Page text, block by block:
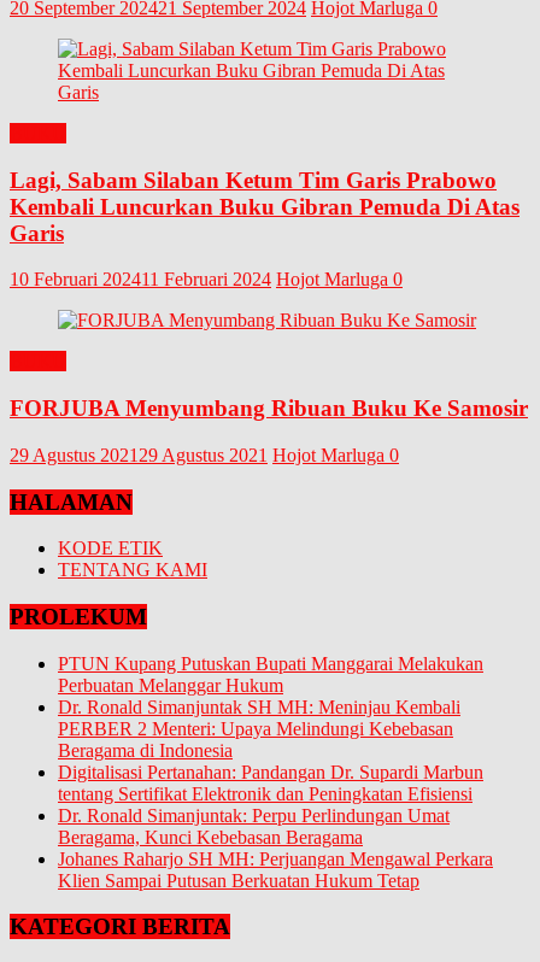
20 September 202421 September 2024 Hojot Marluga 0
Lagi, Sabam Silaban Ketum Tim Garis Prabowo
Kembali Luncurkan Buku Gibran Pemuda Di Atas
Garis
10 Februari 202411 Februari 2024 Hojot Marluga 0
FORJUBA Menyumbang Ribuan Buku Ke Samosir
29 Agustus 2021 29 Agustus 2021 Hojot Marluga 0
HALAMAN
KODE ETIK
TENTANG KAMI
PROLEKUM
PTUN Kupang Putuskan Bupati Manggarai Melakukan
Perbuatan Melanggar Hukum
Dr. Ronald Simanjuntak SH MH: Meninjau Kembali
PERBER 2 Menteri: Upaya Melindungi Kebebasan
Beragama di Indonesia
Digitalisasi Pertanahan: Pandangan Dr. Supardi Marbun
tentang Sertifikat Elektronik dan Peningkatan Efisiensi
Dr. Ronald Simanjuntak: Perpu Perlindungan Umat
Beragama, Kunci Kebebasan Beragama
Johanes Raharjo SH MH: Perjuangan Mengawal Perkara
Klien Sampai Putusan Berkuatan Hukum Tetap
KATEGORI BERITA